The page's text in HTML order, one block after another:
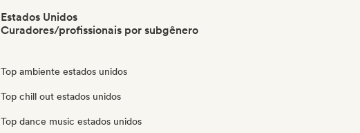
Estados Unidos
Curadores/profissionais por subgênero
Top ambiente estados unidos
Top chill out estados unidos
Top dance music estados unidos